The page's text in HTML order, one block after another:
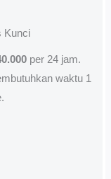
Kunci
per 24 jam.
waktu 1